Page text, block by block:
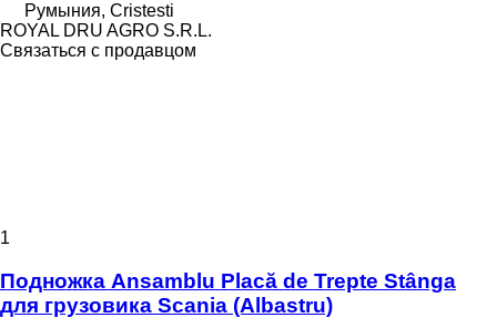
Румыния, Cristesti
ROYAL DRU AGRO S.R.L.
Связаться с продавцом
1
Подножка Ansamblu Placă de Trepte Stânga
для грузовика Scania (Albastru)